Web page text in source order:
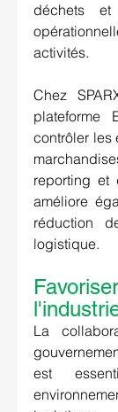
déchets
activités.
Chez
contrôler les
reporting et
améliore
réduction
logistique.
La
est